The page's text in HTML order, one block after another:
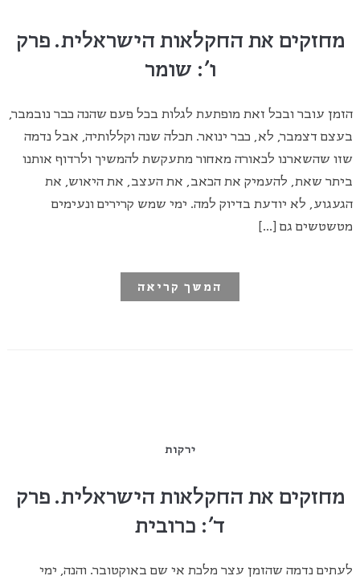
מחזקים את החקלאות הישראלית. פרק
ו': שומר
הזמן עובר ובכל זאת מופתעת לגלות בכל פעם שהנה כבר נובמבר,
בעצם דצמבר, לא, כבר ינואר. תכלה שנה וקללותיה, אבל נדמה
שזו שהשארנו לכאורה מאחור מתעקשת להמשיך ולרדוף אותנו
ביתר שאת, להעמיק את הכאב, את העצב, את היאוש, את
הגעגוע, לא יודעת בדיוק למה. ימי שמש קרירים ונעימים
מטשטשים גם […]
המשך קריאה
ירקות
מחזקים את החקלאות הישראלית. פרק
ד': כרובית
לעתים נדמה שהזמן עצר מלכת אי שם באוקטובר. והנה, ימי